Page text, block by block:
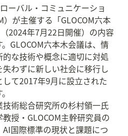
ーバル・コミュニケーショ
）が主催する「GLOCOM六本
2024年7月22日開催）の内容
GLOCOM六本木会議は、情
な技術や概念に適切に対処
わずに新しい社会に移行し
て2017年9月に設立された
術総合研究所の杉村領一氏
授・GLOCOM主幹研究員の
国際標準の現状と課題につ